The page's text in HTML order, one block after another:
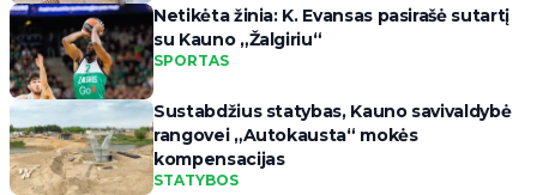
Netikėta žinia: K. Evansas pasirašė sutartį
su Kauno „Žalgiriu“
SPORTAS
Sustabdžius statybas, Kauno savivaldybė
rangovei „Autokausta“ mokės
kompensacijas
STATYBOS